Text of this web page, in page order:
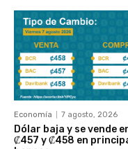
Economía 7 agosto, 2026
Dólar baja y se vende
₡457 y ₡458 en